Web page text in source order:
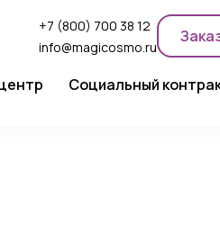
+7 (800) 700 38 12
info@magicosmo.ru
Социальный